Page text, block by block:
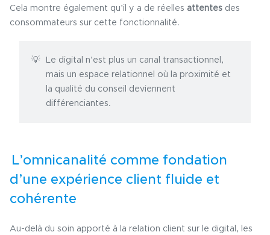
Cela montre également qu’il y a de réelles attentes des
consommateurs sur cette fonctionnalité.
Le digital n’est plus un canal transactionnel,
mais un espace relationnel où la proximité et
la qualité du conseil deviennent
différenciantes.
L’omnicanalité comme fondation
d’une expérience client fluide et
cohérente
Au-delà du soin apporté à la relation client sur le digital, les